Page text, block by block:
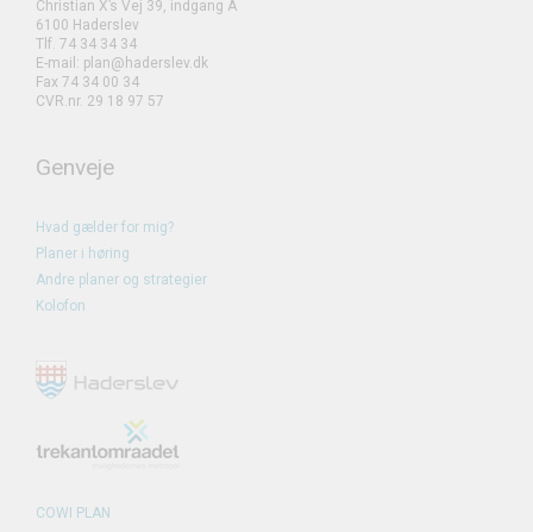
Christian X’s Vej 39, indgang A
6100 Haderslev
Tlf. 74 34 34 34
E-mail: plan@haderslev.dk
Fax 74 34 00 34
CVR.nr. 29 18 97 57
Genveje
Hvad gælder for mig?
Planer i høring
Andre planer og strategier
Kolofon
COWI PLAN